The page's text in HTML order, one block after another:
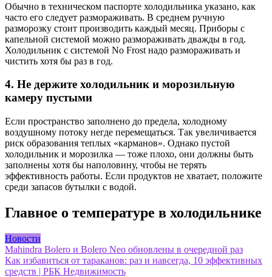
Обычно в техническом паспорте холодильника указано, как
часто его следует размораживать. В среднем ручную
разморозку стоит производить каждый месяц. Приборы с
капельной системой можно размораживать дважды в год.
Холодильник с системой No Frost надо размораживать и
чистить хотя бы раз в год.
4. Не держите холодильник и морозильную
камеру пустыми
Если пространство заполнено до предела, холодному
воздушному потоку негде перемещаться. Так увеличивается
риск образования теплых «карманов». Однако пустой
холодильник и морозилка — тоже плохо, они должны быть
заполнены хотя бы наполовину, чтобы не терять
эффективность работы. Если продуктов не хватает, положите
среди запасов бутылки с водой.
Главное о температуре в холодильнике
Новости
Навигация
по
Mahindra Bolero и Bolero Neo обновлены в очередной раз
Как избавиться от тараканов: раз и навсегда, 10 эффективных
средств | РБК Недвижимость